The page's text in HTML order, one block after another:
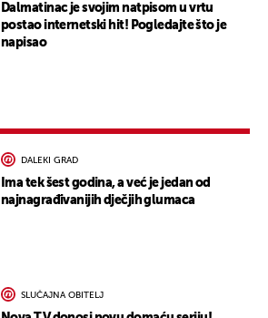
Dalmatinac je svojim natpisom u vrtu
postao internetski hit! Pogledajte što je
napisao
DALEKI GRAD
Ima tek šest godina, a već je jedan od
najnagrađivanijih dječjih glumaca
SLUČAJNA OBITELJ